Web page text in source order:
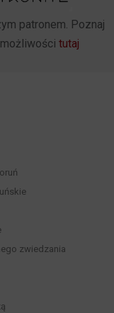
patronem. Poznaj
tutaj
zwiedzania